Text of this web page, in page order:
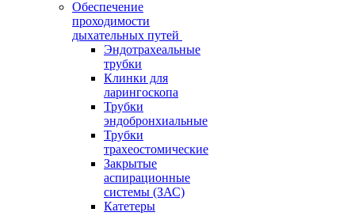
Обеспечение
проходимости
дыхательных путей
Эндотрахеальные
трубки
Клинки для
ларингоскопа
Трубки
эндобронхиальные
Трубки
трахеостомические
Закрытые
аспирационные
системы (ЗАС)
Катетеры